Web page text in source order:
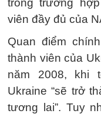
trong trường
viên đầy đủ của
Quan điểm
thành viên của
năm 2008, khi
Ukraine “sẽ trở
tương lai”. Tuy